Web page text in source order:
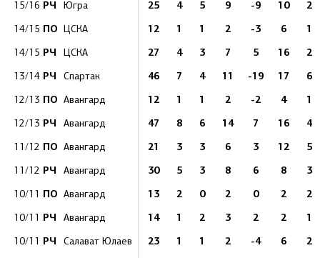
15/16 РЧ Югра 25 4 5 9 -9 10 28
14/15 ПО ЦСКА 12 1 1 2 -3 6 16
14/15 РЧ ЦСКА 27 4 3 7 5 16 24
13/14 РЧ Спартак 46 7 4 11 -19 17 61
12/13 ПО Авангард 12 1 1 2 -2 4 14
12/13 РЧ Авангард 47 8 6 14 7 16 42
11/12 ПО Авангард 21 3 3 6 3 12 50
11/12 РЧ Авангард 30 5 3 8 6 8 39
10/11 ПО Авангард 13 2 0 2 0 2 22
10/11 РЧ Авангард 14 1 2 3 2 2 14
10/11 РЧ Салават Юлаев 23 1 1 2 -4 6 26